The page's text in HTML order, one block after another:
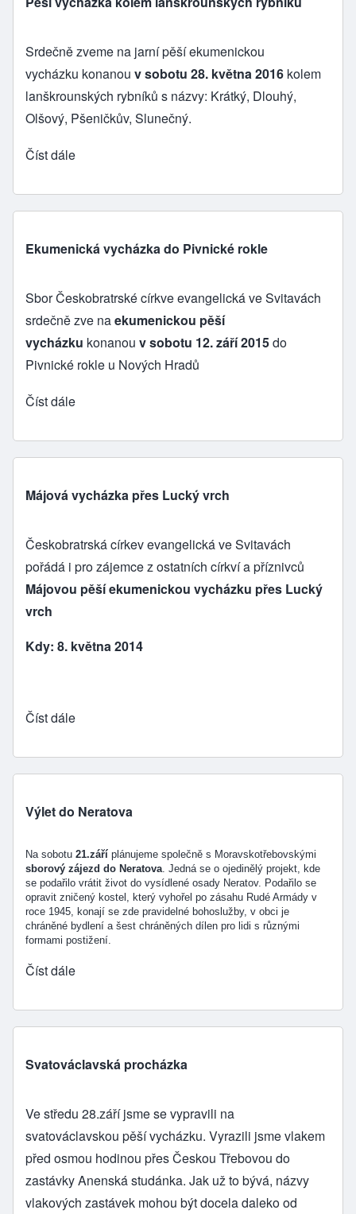
Srdečně zveme na jarní pěší ekumenickou
vycházku konanou v sobotu 28. května 2016 kolem
lanškrounských rybníků s názvy: Krátký, Dlouhý,
Olšový, Pšeničkův, Slunečný.
Číst dále
Ekumenická vycházka do Pivnické rokle
Sbor Českobratrské církve evangelická ve Svitavách
srdečně zve naekumenickou pěší
vycházku konanou v sobotu 12. září 2015do
Pivnické rokle u Nových Hradů
Číst dále
Májová vycházka přes Lucký vrch
Českobratrská církev evangelická ve Svitavách
pořádá i pro zájemce z ostatních církví a příznivců
Májovou pěší ekumenickou vycházku přes Lucký
vrch
Kdy: 8. května 2014
Číst dále
Výlet do Neratova
Na sobotu 21.září plánujeme společně s Moravskotřebovskými
sborový zájezd do Neratova . Jedná se o ojedinělý projekt, kde
se podařilo vrátit život do vysídlené osady Neratov. Podařilo se
opravit zničený kostel, který vyhořel po zásahu Rudé Armády v
roce 1945, konají se zde pravidelné bohoslužby, v obci je
chráněné bydlení a šest chráněných dílen pro lidi s různými
formami postižení.
Číst dále
Svatováclavská procházka
Ve středu 28.září jsme se vypravili na
svatováclavskou pěší vycházku. Vyrazili jsme vlakem
před osmou hodinou přes Českou Třebovou do
zastávky Anenská studánka. Jak už to bývá, názvy
vlakových zastávek mohou být docela daleko od